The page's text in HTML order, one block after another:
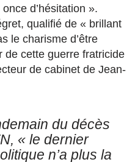
d’hésitation ».
qualifié de « brillant
le charisme d’être
de cette guerre fratricide
de cabinet de Jean-
du décès
« le dernier
n’a plus la